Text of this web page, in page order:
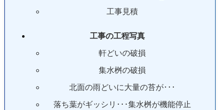
工事見積
工事の工程写真
軒どいの破損
集水桝の破損
北面の雨どいに大量の苔が･･･
落ち葉がギッシリ･･･集水桝が機能停止